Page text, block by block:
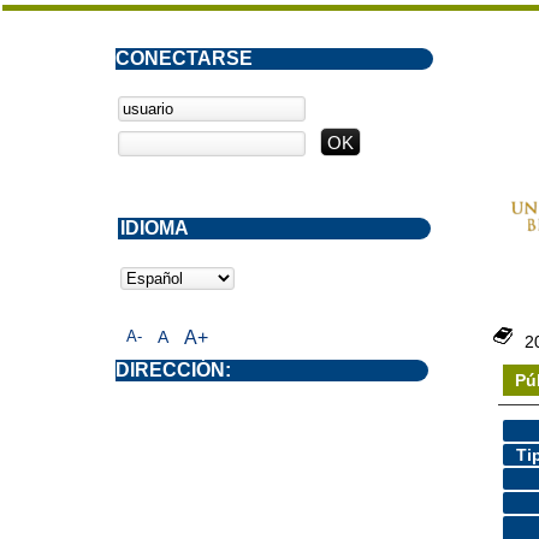
A- A A+
CONECTARSE
DIRECCIÓN:
IDIOMA